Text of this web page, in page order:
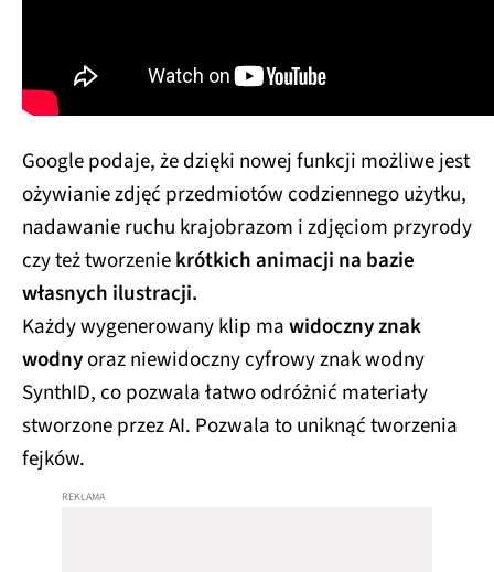
Google podaje, że dzięki nowej funkcji możliwe jest
ożywianie zdjęć przedmiotów codziennego użytku,
nadawanie ruchu krajobrazom i zdjęciom przyrody
czy też tworzeniekrótkich animacji na bazie
własnych ilustracji.
Każdy wygenerowany klip mawidoczny znak
wodnyoraz niewidoczny cyfrowy znak wodny
SynthID, co pozwala łatwo odróżnić materiały
stworzone przez AI. Pozwala to uniknąć tworzenia
fejków.